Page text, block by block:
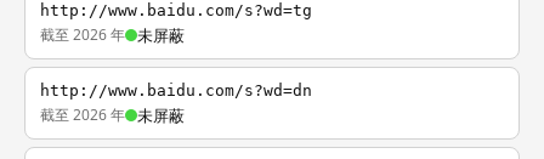
http://www.baidu.com/s?wd=tg
截至 2026 年 未屏蔽
http://www.baidu.com/s?wd=dn
截至 2026 年 未屏蔽